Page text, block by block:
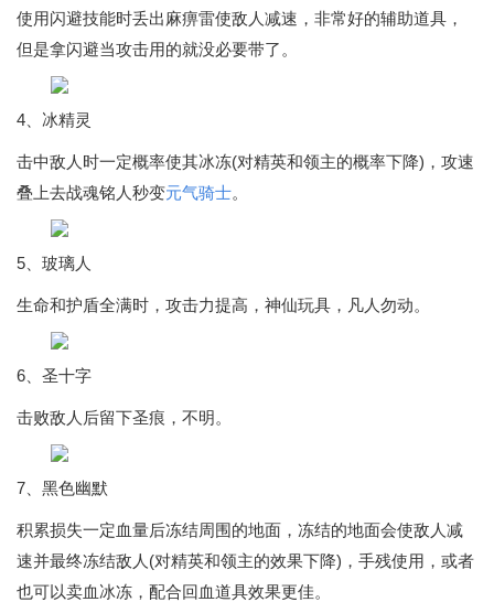
使用闪避技能时丢出麻痹雷使敌人减速，非常好的辅助道具，
但是拿闪避当攻击用的就没必要带了。
4、冰精灵
击中敌人时一定概率使其冰冻(对精英和领主的概率下降)，攻速
叠上去战魂铭人秒变元气骑士。
5、玻璃人
生命和护盾全满时，攻击力提高，神仙玩具，凡人勿动。
6、圣十字
击败敌人后留下圣痕，不明。
7、黑色幽默
积累损失一定血量后冻结周围的地面，冻结的地面会使敌人减
速并最终冻结敌人(对精英和领主的效果下降)，手残使用，或者
也可以卖血冰冻，配合回血道具效果更佳。